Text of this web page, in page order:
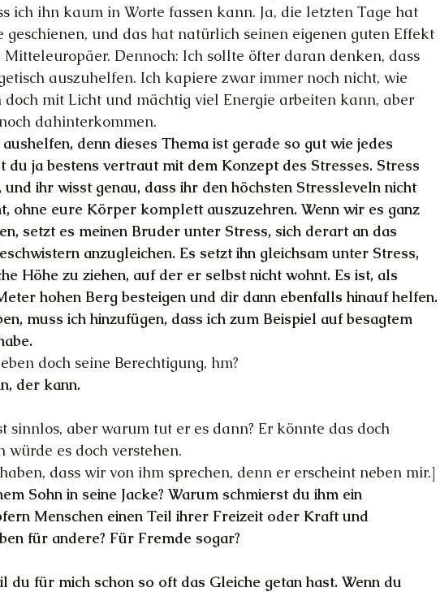
ich ihn kaum in Worte fassen kann. Ja, die letzten Tage hat
geschienen, und das hat natürlich seinen eigenen guten Effekt
Dennoch: Ich sollte öfter daran denken, dass
auszuhelfen. Ich kapiere zwar immer noch nicht, wie
doch mit Licht und mächtig viel Energie arbeiten kann, aber
dahinterkommen.
denn dieses Thema ist gerade so gut wie jedes
du ja bestens vertraut mit dem Konzept des Stresses. Stress
ihr wisst genau, dass ihr den höchsten Stressleveln nicht
ohne eure Körper komplett auszuzehren. Wenn wir es ganz
setzt es meinen Bruder unter Stress, sich derart an das
anzugleichen. Es setzt ihn gleichsam unter Stress,
Höhe zu ziehen, auf der er selbst nicht wohnt. Es ist, als
hohen Berg besteigen und dir dann ebenfalls hinauf helfen.
muss ich hinzufügen, dass ich zum Beispiel auf besagtem
doch seine Berechtigung, hm?
der kann.
sinnlos, aber warum tut er es dann? Er könnte das doch
würde es doch verstehen.
dass wir von ihm sprechen, denn er erscheint neben mir.]
Sohn in seine Jacke? Warum schmierst du ihm ein
Menschen einen Teil ihrer Freizeit oder Kraft und
für andere? Für Fremde sogar?
du für mich schon so oft das Gleiche getan hast. Wenn du